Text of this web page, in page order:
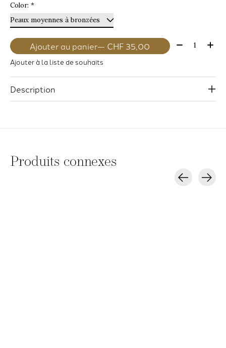
Color: *
Ajouter au panier — CHF 35,00 Quantité:
Ajouter à la liste de souhaits
Description
Produits connexes